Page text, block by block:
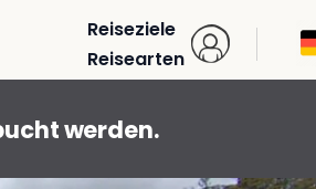
Reiseziele
Reisearten
werden.